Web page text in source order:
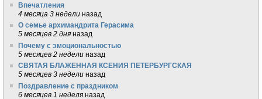
Впечатления
4 месяца 3 недели назад
О семье архимандрита Герасима
5 месяцев 2 дня назад
Почему с эмоциональностью
5 месяцев 2 недели назад
СВЯТАЯ БЛАЖЕННАЯ КСЕНИЯ ПЕТЕРБУРГСКАЯ
5 месяцев 3 недели назад
Поздравление с праздником
6 месяцев 1 неделя назад